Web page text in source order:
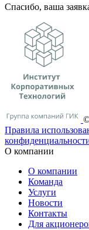
Спасибо, ваша
Правила
О компании
О компании
Команда
Услуги
Новости
Контакты
Для